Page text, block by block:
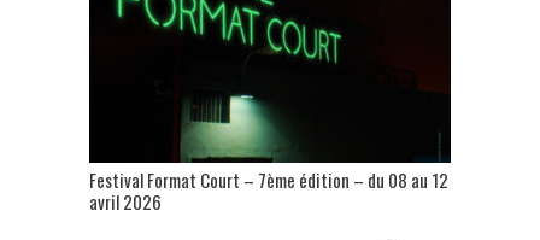
Festival Format Court – 7ème édition – du 08 au 12
avril 2026